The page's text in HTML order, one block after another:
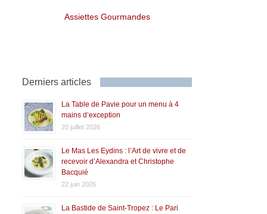
Assiettes Gourmandes
Derniers articles
La Table de Pavie pour un menu à 4
mains d’exception
20 juillet 2026
Le Mas Les Eydins : l’Art de vivre et de
recevoir d’Alexandra et Christophe
Bacquié
22 juin 2026
La Bastide de Saint-Tropez : Le Pari